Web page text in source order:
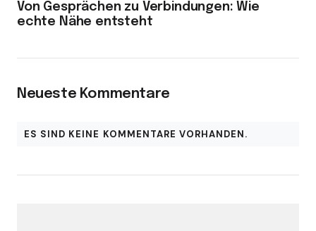
Von Gesprächen zu Verbindungen: Wie
echte Nähe entsteht
Neueste Kommentare
ES SIND KEINE KOMMENTARE VORHANDEN.